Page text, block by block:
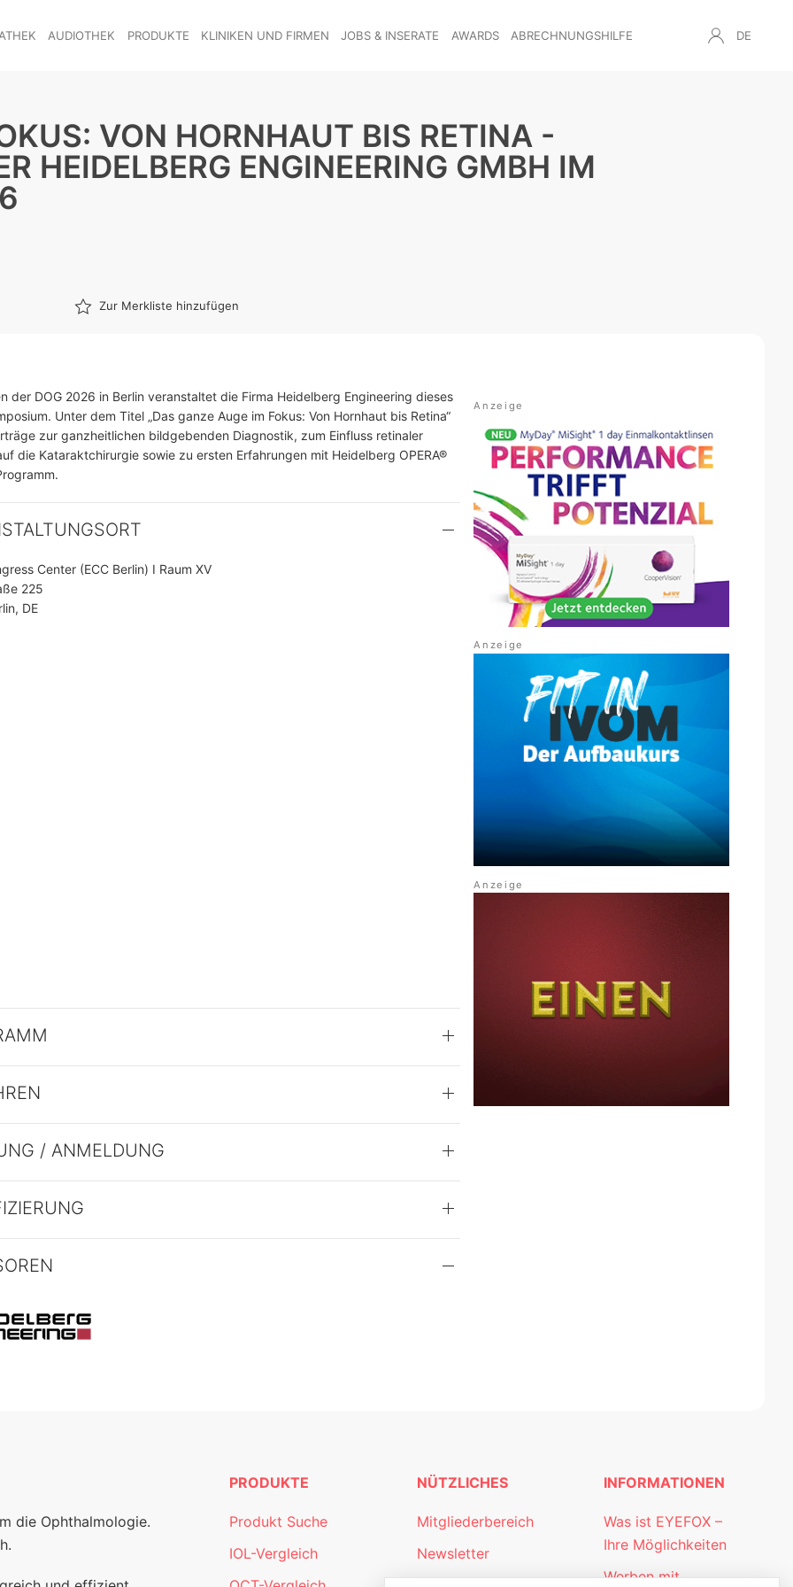
AUDIOTHEK PRODUKTE KLINIKEN UND FIRMEN JOBS & INSERATE AWARDS ABRECHNUNGSHILFE DE
VON HORNHAUT BIS RETINA -
HEIDELBERG ENGINEERING GMBH IM
Zur Merkliste hinzufügen
der DOG 2026 in Berlin veranstaltet die Firma Heidelberg Engineering dieses
Unter dem Titel „Das ganze Auge im Fokus: Von Hornhaut bis Retina“
zur ganzheitlichen bildgebenden Diagnostik, zum Einfluss retinaler
die Kataraktchirurgie sowie zu ersten Erfahrungen mit Heidelberg OPERA®
Center (ECC Berlin) I Raum XV
225
DE
/ ANMELDUNG
die Ophthalmologie.
PRODUKTE
Produkt Suche
IOL-Vergleich
NÜTZLICHES
Mitgliederbereich
Newsletter
INFORMATIONEN
Was ist EYEFOX –
Ihre Möglichkeiten
Werben mit